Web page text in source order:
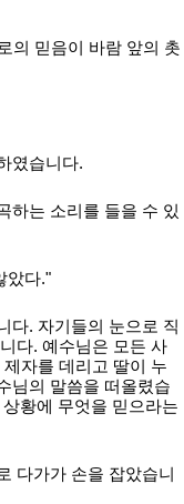
의 믿음이 바람 앞의 촛
였습니다.
하는 소리를 들을 수 있
았다."
다. 자기들의 눈으로 직
다. 예수님은 모든 사
자를 데리고 딸이 누
님의 말씀을 떠올렸습
황에 무엇을 믿으라는
다가가 손을 잡았습니